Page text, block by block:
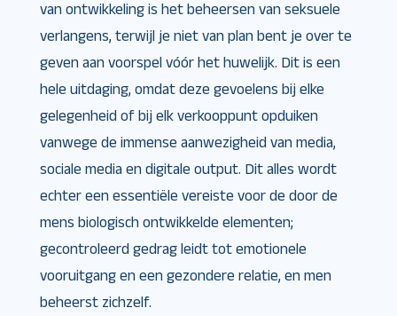
van ontwikkeling is het beheersen van seksuele
verlangens, terwijl je niet van plan bent je over te
geven aan voorspel vóór het huwelijk. Dit is een
hele uitdaging, omdat deze gevoelens bij elke
gelegenheid of bij elk verkooppunt opduiken
vanwege de immense aanwezigheid van media,
sociale media en digitale output. Dit alles wordt
echter een essentiële vereiste voor de door de
mens biologisch ontwikkelde elementen;
gecontroleerd gedrag leidt tot emotionele
vooruitgang en een gezondere relatie, en men
beheerst zichzelf.